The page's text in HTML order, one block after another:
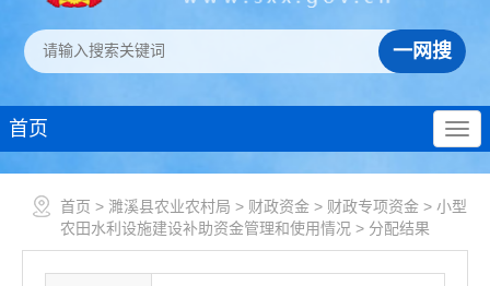
首页
首页 > 濉溪县农业农村局 > 财政资金 > 财政专项资金 > 小型
农田水利设施建设补助资金管理和使用情况 > 分配结果